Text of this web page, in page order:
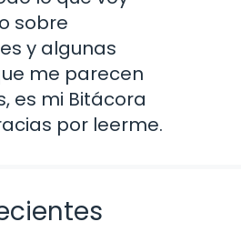
sobre
y algunas
me parecen
es mi Bitácora
por leerme.